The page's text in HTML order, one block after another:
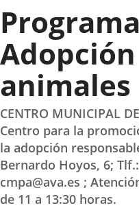
Valladolid
animales
CENTRO MUNICIPAL
Centro para la
la adopción
Bernardo Hoyos, 6;
cmpa@ava.es ;
de 11 a 13:30 horas.